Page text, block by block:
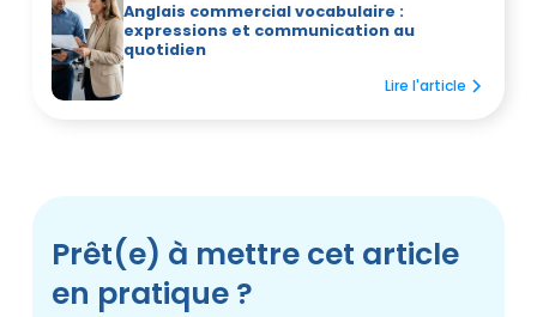
Anglais commercial vocabulaire :
expressions et communication au
quotidien
Lire l'article
Prêt(e) à mettre cet article
en pratique ?